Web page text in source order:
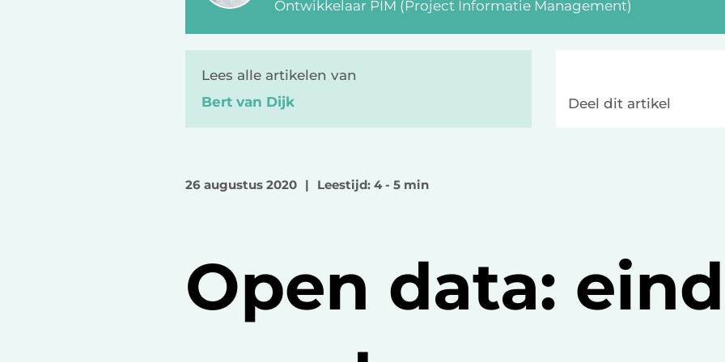
Ontwikkelaar PIM (Project Informatie Management)
Lees alle artikelen van
Bert van Dijk
Deel dit artikel
26 augustus 2020 | Leestijd: 4 - 5 min
Open data: